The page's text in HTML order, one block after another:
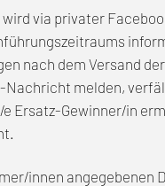
wird via privater
nach dem Versand
melden,
Ersatz-Gewinner/in
innen angegebenen